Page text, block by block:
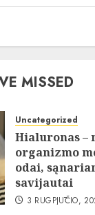
MISSED
Uncategorized
Hialuronas –
organizmo
odai,
savijautai
3 RUGPJŪČIO,